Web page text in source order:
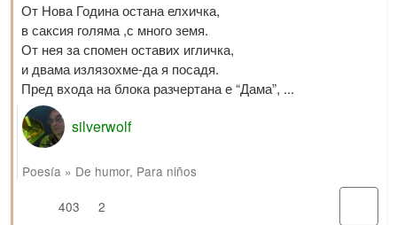
От Нова Година остана елхичка,
в саксия голяма ,с много земя.
От нея за спомен оставих игличка,
и двама излязохме-да я посадя.
Пред входа на блока разчертана е “Дама”, ...
silverwolf
Poesía » De humor, Para niños
403
2